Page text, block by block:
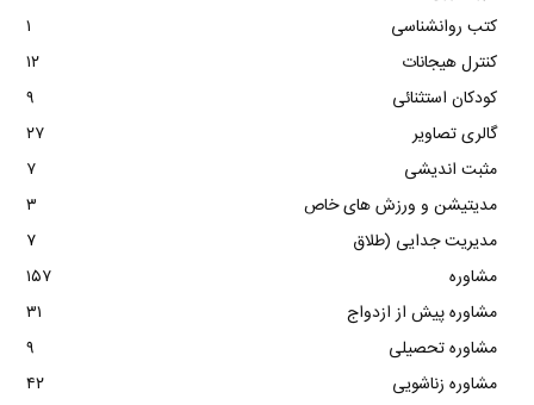
کتب روانشناسی
۱
کنترل هیجانات
۱۲
کودکان استثنائی
۹
گالری تصاویر
۲۷
مثبت اندیشی
۷
مدیتیشن و ورزش های خاص
۳
مدیریت جدایی (طلاق
۷
مشاوره
۱۵۷
مشاوره پیش از ازدواج
۳۱
مشاوره تحصیلی
۹
مشاوره زناشویی
۴۲